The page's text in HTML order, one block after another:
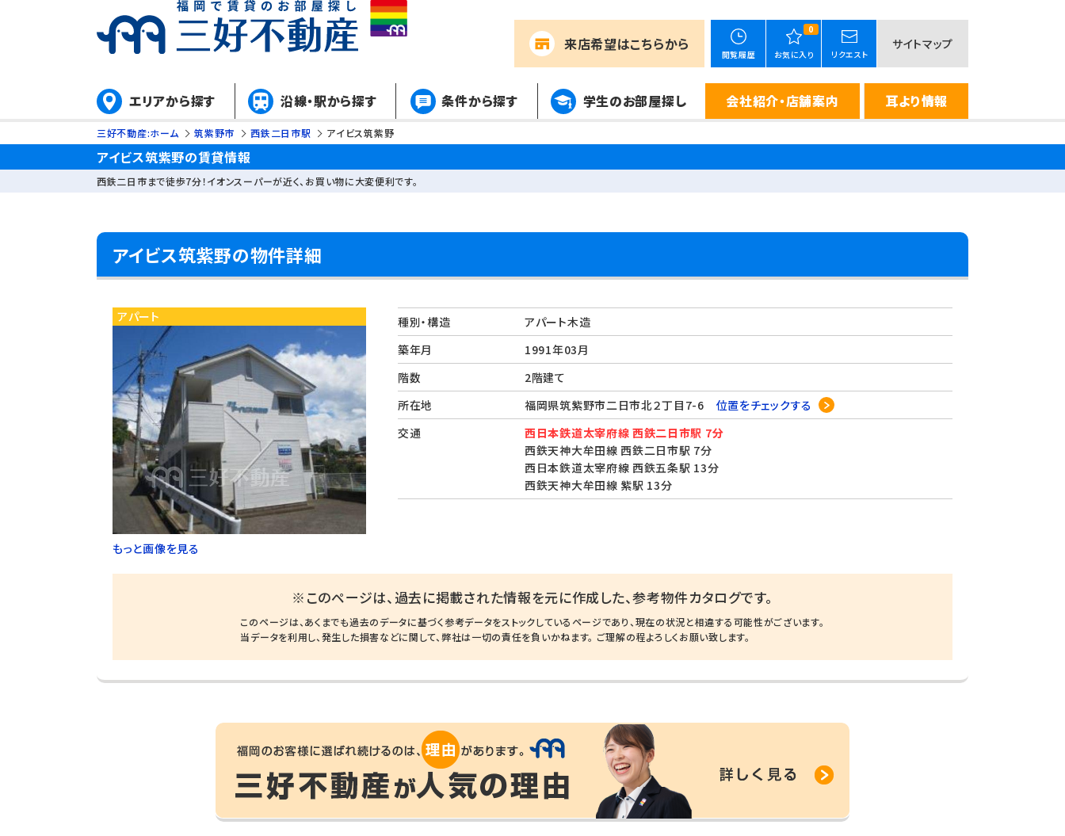
来店希望はこちらから
閲覧履歴
0
お気に入り リクエスト
サイトマップ
エリアから探す 沿線・駅から探す 条件から探す 学生のお部屋探し 会社紹介・店舗案内 耳より情報
三好不動産:ホーム 筑紫野市 西鉄二日市駅 アイビス筑紫野
アイビス筑紫野の賃貸情報
西鉄二日市まで徒歩7分！イオンスーパーが近く、お買い物に大変便利です。
アイビス筑紫野の物件詳細
アパート
もっと画像を見る
種別・構造
アパート木造
築年月
1991年03月
階数
2階建て
所在地
福岡県筑紫野市二日市北２丁目7-6 位置をチェックする
交通
西日本鉄道太宰府線 西鉄二日市駅 7分
西鉄天神大牟田線 西鉄二日市駅 7分
西日本鉄道太宰府線 西鉄五条駅 13分
西鉄天神大牟田線 紫駅 13分
※このページは、過去に掲載された情報を元に作成した、参考物件カタログです。
このページは、あくまでも過去のデータに基づく参考データをストックしているページであり、現在の状況と相違する可能性がございます。
当データを利用し、発生した損害などに関して、弊社は一切の責任を負いかねます。 ご理解の程よろしくお願い致します。